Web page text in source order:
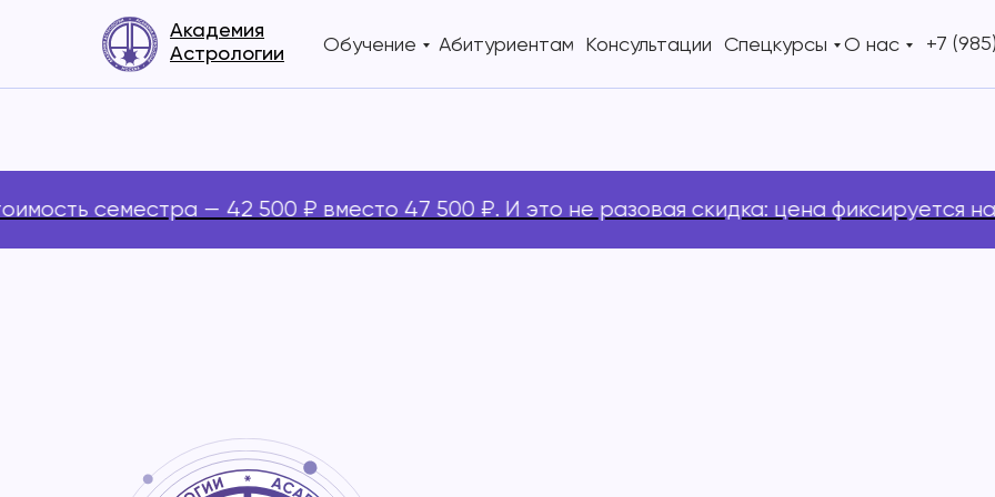
Обучение Спецкурсы О нас +7
Академия
Астрологии
Консультации
Абитуриентам
семестра — 42 500 ₽ вместо 47 500 ₽. И это не разовая скидка: цена фиксируется на весь